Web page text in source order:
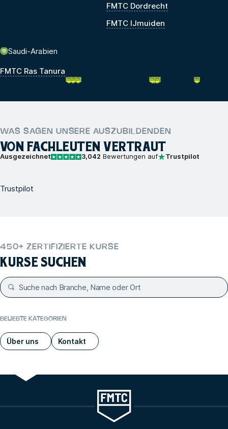
FMTC Dordrecht
FMTC IJmuiden
Saudi-Arabien
FMTC Ras Tanura
WAS SAGEN UNSERE AUSZUBILDENDEN
VON FACHLEUTEN VERTRAUT
Ausgezeichnet 3,042 Bewertungen auf Trustpilot
Trustpilot
450+ ZERTIFIZIERTE KURSE
KURSE SUCHEN
BELIEBTE KATEGORIEN
Über uns Kontakt